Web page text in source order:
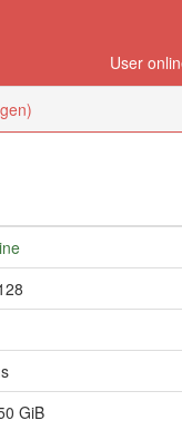
User
GiB